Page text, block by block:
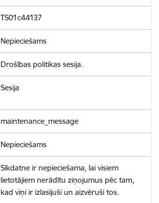
TS01c44137
Nepieciešams
Drošības politikas sesija.
Sesija
maintenance_message
Nepieciešams
Sīkdatne ir nepieciešama, lai visiem
lietotājiem nerādītu ziņojumus pēc tam,
kad viņi ir izlasījuši un aizvēruši tos.